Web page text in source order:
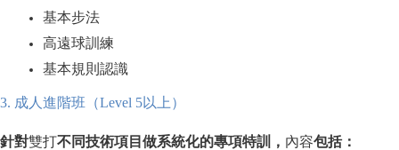
基本步法
高遠球訓練
基本規則認識
3. 成人進階班（Level 5以上）
針對雙打不同技術項目做系統化的專項特訓， 內容包括：